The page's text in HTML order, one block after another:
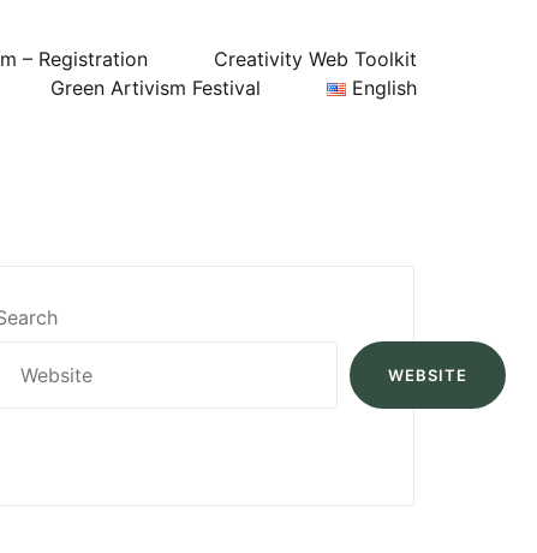
– Registration
Creativity Web Toolkit
Green Artivism Festival English
WEBSITE